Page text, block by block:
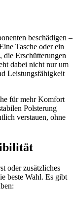
beschädigen –
Tasche oder ein
die Erschütterungen
dabei nicht nur um
Leistungsfähigkeit
für mehr Komfort
Polsterung
verstauen, ohne
oder zusätzliches
beste Wahl. Es gibt